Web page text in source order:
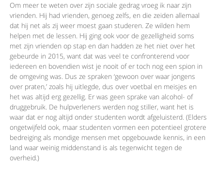
Om meer te weten over zijn sociale gedrag vroeg ik naar zijn
vrienden. Hij had vrienden, genoeg zelfs, en die zeiden allemaal
dat hij net als zij weer moest gaan studeren. Ze wilden hem
helpen met de lessen. Hij ging ook voor de gezelligheid soms
met zijn vrienden op stap en dan hadden ze het niet over het
gebeurde in 2015, want dat was veel te confronterend voor
iedereen en bovendien wist je nooit of er toch nog een spion in
de omgeving was. Dus ze spraken ‘gewoon over waar jongens
over praten,’ zoals hij uitlegde, dus over voetbal en meisjes en
het was altijd erg gezellig. Er was geen sprake van alcohol- of
druggebruik. De hulpverleners werden nog stiller, want het is
waar dat er nog altijd onder studenten wordt afgeluisterd. (Elders
ongetwijfeld ook, maar studenten vormen een potentieel grotere
bedreiging als mondige mensen met opgebouwde kennis, in een
land waar weinig middenstand is als tegenwicht tegen de
overheid.)